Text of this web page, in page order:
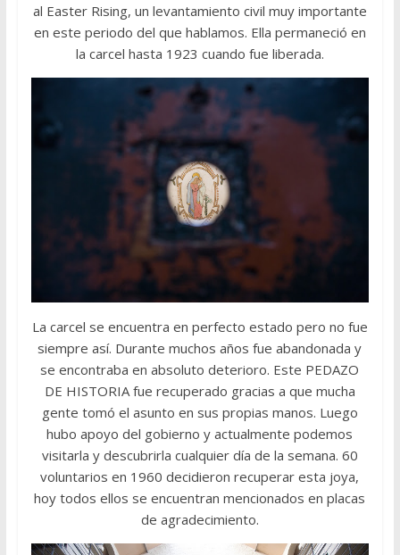
al Easter Rising, un levantamiento civil muy importante
en este periodo del que hablamos. Ella permaneció en
la carcel hasta 1923 cuando fue liberada.
La carcel se encuentra en perfecto estado pero no fue
siempre así. Durante muchos años fue abandonada y
se encontraba en absoluto deterioro. Este PEDAZO
DE HISTORIA fue recuperado gracias a que mucha
gente tomó el asunto en sus propias manos. Luego
hubo apoyo del gobierno y actualmente podemos
visitarla y descubrirla cualquier día de la semana. 60
voluntarios en 1960 decidieron recuperar esta joya,
hoy todos ellos se encuentran mencionados en placas
de agradecimiento.